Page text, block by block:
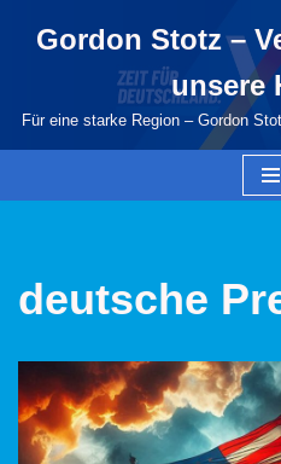
springen
Gordon Stotz –
unsere
Für eine starke Region – Gordon
deutsche